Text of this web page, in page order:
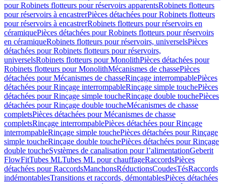
pour Robinets flotteurs pour réservoirs apparentsRobinets flotteurs
pour réservoirs à encastrerPièces détachées pour Robinets flotteurs
pour réservoirs à encastrerRobinets flotteurs pour réservoirs en
céramiquePièces détachées pour Robinets flotteurs pour réservoirs
en céramiqueRobinets flotteurs pour réservoirs, universelsPièces
détachées pour Robinets flotteurs pour réservoirs,
universelsRobinets flotteurs pour MonolithPièces détachées pour
Robinets flotteurs pour MonolithMécanismes de chassePièces
détachées pour Mécanismes de chasseRinçage interrompablePièces
détachées pour Rinçage interrompableRinçage simple touchePièces
détachées pour Rinçage simple toucheRinçage double touchePièces
détachées pour Rinçage double toucheMécanismes de chasse
completsPièces détachées pour Mécanismes de chasse
completsRinçage interrompablePièces détachées pour Rinçage
interrompableRinçage simple touchePièces détachées pour Rinçage
simple toucheRinçage double touchePièces détachées pour Rinçage
double toucheSystèmes de canalisation pour l’alimentationGeberit
FlowFitTubes MLTubes ML pour chauffageRaccordsPièces
détachées pour RaccordsManchonsRéductionsCoudesTésRaccords
indémontablesTransitions et raccords, démontablesPièces détachées